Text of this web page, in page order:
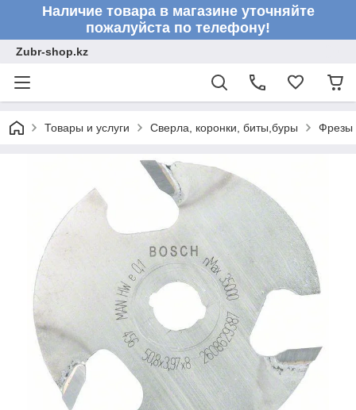
Наличие товара в магазине уточняйте
пожалуйста по телефону!
Zubr-shop.kz
Товары и услуги Сверла, коронки, биты,буры Фрезы